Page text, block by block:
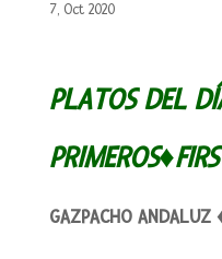
7, Oct 2020
PLATOS DEL
GAZPACHO